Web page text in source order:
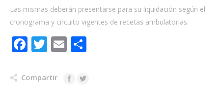
Las mismas deberán presentarse para su liquidación según el
cronograma y circuito vigentes de recetas ambulatorias.
Facebook
Twitter
Email
Compartir